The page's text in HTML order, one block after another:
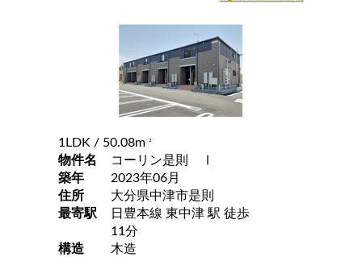
1LDK / 50.08m 2
物件名
コーリン是則 Ⅰ
築年
2023年06月
住所
大分県中津市是則
最寄駅
日豊本線 東中津 駅 徒歩
11分
構造
木造